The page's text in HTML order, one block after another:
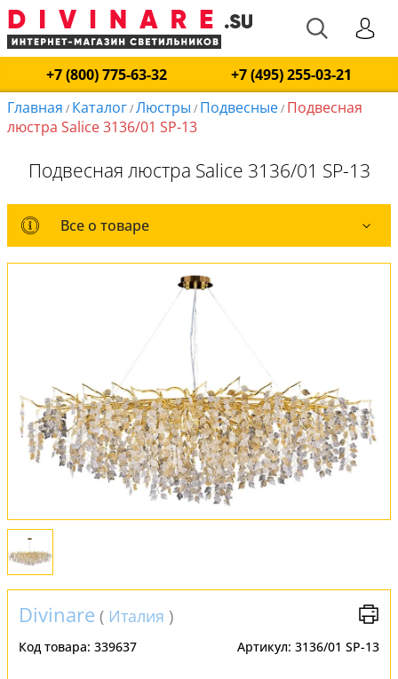
+7 (800) 775-63-32
+7 (495) 255-03-21
Главная / Каталог/Люстры / Подвесные/ Подвесная
люстра Salice 3136/01 SP-13
Подвесная люстра Salice 3136/01 SP-13
Все о товаре
Все о товаре
Комплект лампочек
Оплата и доставка
Обмен и возврат
Установка
FAQ
Divinare ( Италия )
Код товара: 339637 Артикул: 3136/01 SP-13